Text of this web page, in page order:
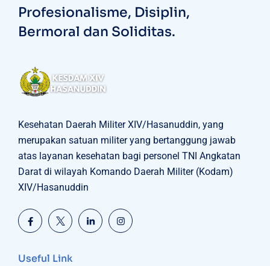
Profesionalisme, Disiplin,
Bermoral dan Soliditas.
Kesehatan Daerah Militer XIV/Hasanuddin, yang
merupakan satuan militer yang bertanggung jawab
atas layanan kesehatan bagi personel TNI Angkatan
Darat di wilayah Komando Daerah Militer (Kodam)
XIV/Hasanuddin
Useful Link